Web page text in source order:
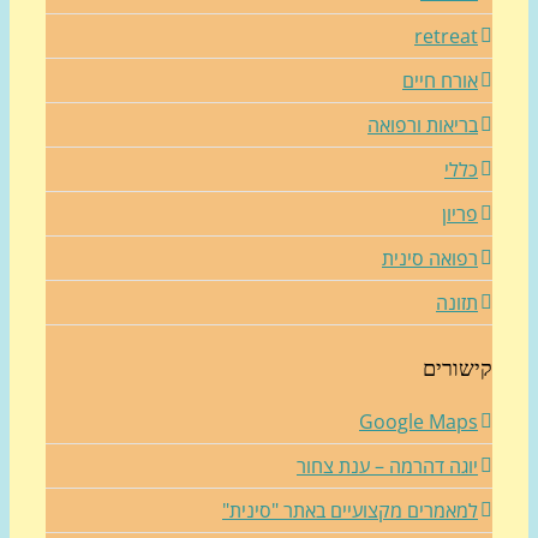
חיים
ורפואה
סינית
Google
דהרמה – ענת צחור
מקצועיים באתר "סינית"